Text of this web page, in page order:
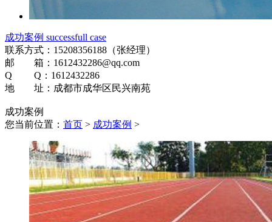
成功案例 successfull case
联系方式：15208356188（张经理）
邮 箱：1612432286@qq.com
Q Q：1612432286
地 址：成都市成华区民兴南苑
成功案例
您当前位置： 首页 > 成功案例 >